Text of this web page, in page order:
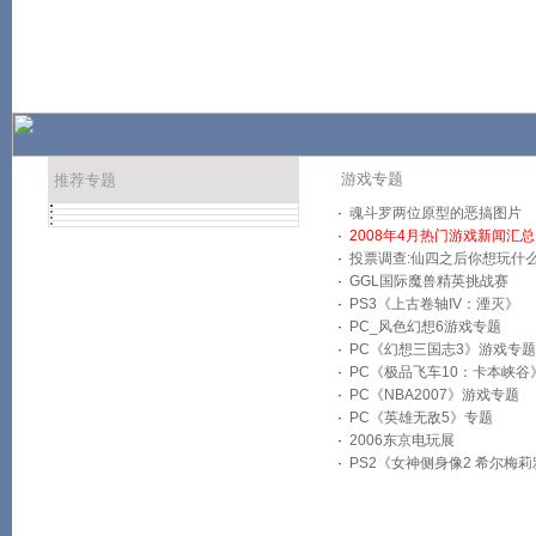
推荐专题 游戏专题
· 魂斗罗两位原型的恶搞图片
· 2008年4月热门游戏新闻汇总
· 投票调查:仙四之后你想玩什
· GGL国际魔兽精英挑战赛
·
PS3《上古卷轴IV：湮灭》
·
PC_风色幻想6游戏专题
·
PC《幻想三国志3》游戏专题
·
PC《极品飞车10：卡本峡谷
·
PC《NBA2007》游戏专题
·
PC《英雄无敌5》专题
· 2006东京电玩展
·
PS2《女神侧身像2 希尔梅莉